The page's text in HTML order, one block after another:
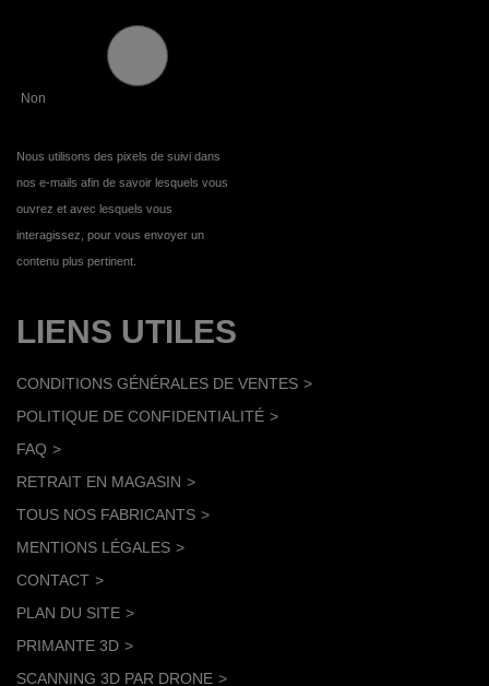
Non
Nous utilisons des pixels de suivi dans
nos e-mails afin de savoir lesquels vous
ouvrez et avec lesquels vous
interagissez, pour vous envoyer un
contenu plus pertinent.
LIENS UTILES
CONDITIONS GÉNÉRALES DE VENTES
POLITIQUE DE CONFIDENTIALITÉ
FAQ
RETRAIT EN MAGASIN
TOUS NOS FABRICANTS
MENTIONS LÉGALES
CONTACT
PLAN DU SITE
PRIMANTE 3D
SCANNING 3D PAR DRONE